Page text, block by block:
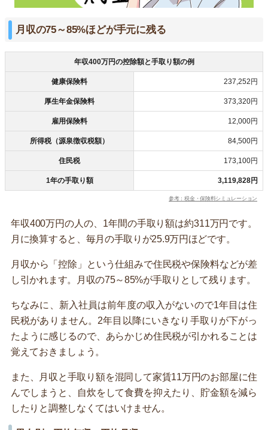
月収の75～85%ほどが手元に残る
年収400万円の控除額と手取り額の例
健康保険料 237,252円
厚生年金保険料 373,320円
雇用保険料 12,000円
所得税（源泉徴収税額） 84,500円
住民税 173,100円
1年の手取り額 3,119,828円
参考：税金・保険料シミュレーション
年収400万円の人の、1年間の手取り額は約311万円です。
月に換算すると、毎月の手取りが25.9万円ほどです。
月収から「控除」という仕組みで住民税や保険料などが差
し引かれます。月収の75～85%が手取りとして残ります。
ちなみに、新入社員は前年度の収入がないので1年目は住
民税がありません。2年目以降にいきなり手取りが下がっ
たように感じるので、あらかじめ住民税が引かれることは
覚えておきましょう。
また、月収と手取り額を混同して家賃11万円のお部屋に住
んでしまうと、自炊をして食費を抑えたり、貯金額を減ら
したりと調整しなくてはいけません。